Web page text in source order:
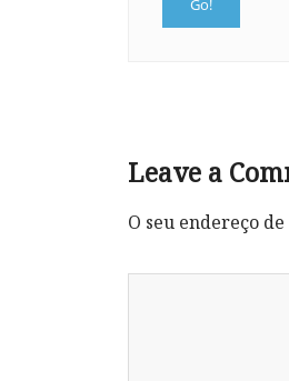
Leave a
O seu endereço